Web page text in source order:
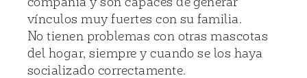
vínculos muy fuertes con su familia.
No tienen problemas con otras mascotas
del hogar, siempre y cuando se los haya
socializado correctamente.